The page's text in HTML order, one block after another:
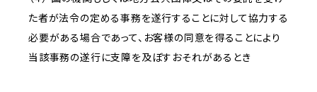
た者が法令の定める事務を遂行することに対して協力する
必要がある場合であって、お客様の同意を得ることにより
当該事務の遂行に支障を及ぼすおそれがあるとき